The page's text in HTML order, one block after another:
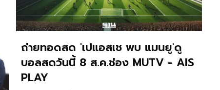
ถ่ายทอดสด 'เปแอสเช พบ แมนยู'ดู
บอลสดวันนี้ 8 ส.ค.ช่อง MUTV - AIS
PLAY